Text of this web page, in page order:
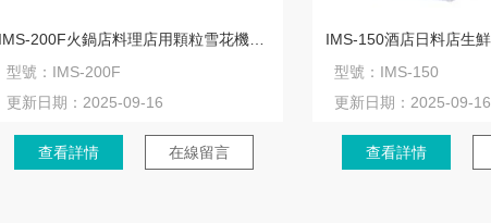
型號： IMS-200F
更新日期： 2025-09-16
查看詳情 在線留言
型號： IMS-150
更新日期： 2025-09-16
查看詳情